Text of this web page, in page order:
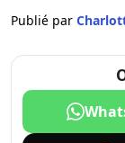
Publié par